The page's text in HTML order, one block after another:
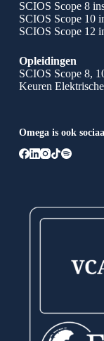
SCIOS Scope 8
SCIOS Scope 10
SCIOS Scope 12
Opleidingen
SCIOS Scope 8,
Keuren
Omega is ook